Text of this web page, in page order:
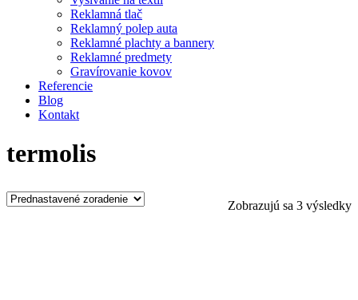
Reklamná tlač
Reklamný polep auta
Reklamné plachty a bannery
Reklamné predmety
Gravírovanie kovov
Referencie
Blog
Kontakt
termolis
Zobrazujú sa 3 výsledky